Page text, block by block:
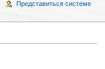
Представиться системе